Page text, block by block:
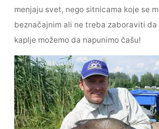
menjaju svet, nego sitnicama koje se
beznačajnim ali ne treba zaboraviti da
kaplje možemo da napunimo čašu!